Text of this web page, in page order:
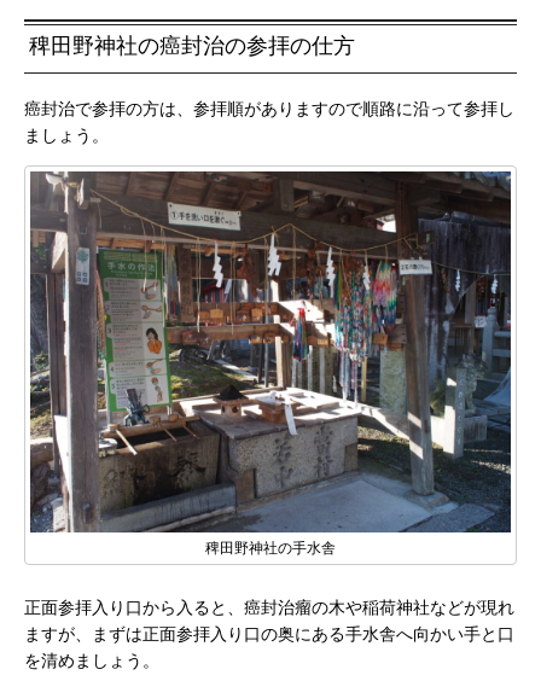
稗田野神社の癌封治の参拝の仕方
癌封治で参拝の方は、参拝順がありますので順路に沿って参拝し
ましょう。
稗田野神社の手水舎
正面参拝入り口から入ると、癌封治瘤の木や稲荷神社などが現れ
ますが、まずは正面参拝入り口の奥にある手水舎へ向かい手と口
を清めましょう。